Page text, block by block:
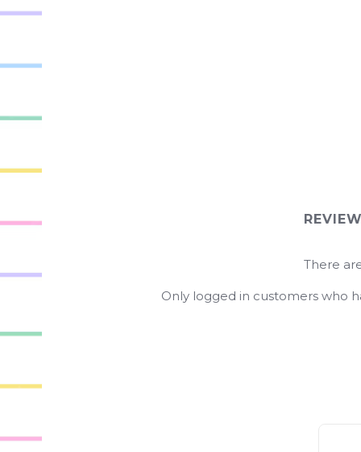
There
Only logged in customers who